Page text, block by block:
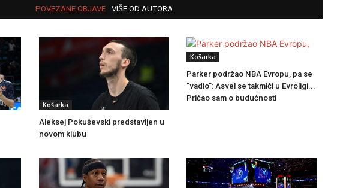
POVEZANE OBJAVE VIŠE OD AUTORA
Košarka
Aleksej Pokuševski predstavljen u
novom klubu
Košarka
Parker podržao NBA Evropu, pa se
"vadio": Asvel se takmiči u Evroligi...
Pričao sam o budućnosti